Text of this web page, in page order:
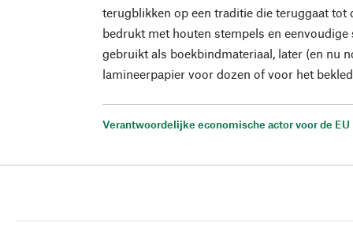
terugblikken op een traditie die teruggaat tot
bedrukt met houten stempels en
gebruikt als boekbindmateriaal, later (en nu
lamineerpapier voor dozen of voor het
Verantwoordelijke economische actor voor de EU